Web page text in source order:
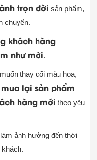
trọn đời sản phẩm,
chuyển.
khách hàng
như mới.
thay đổi màu hoa,
mua lại sản phẩm
hàng mới theo yêu
ảnh hưởng đến thời
khách.